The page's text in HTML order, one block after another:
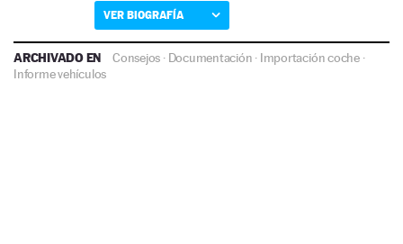
VER BIOGRAFÍA
ARCHIVADO EN Consejos · Documentación · Importación coche·
Informe vehículos